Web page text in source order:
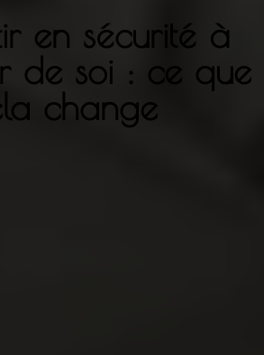
en sécurité à
de soi : ce que
change